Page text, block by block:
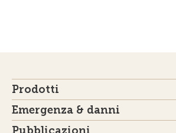
Prodotti
Emergenza & danni